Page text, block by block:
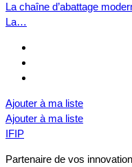
La chaîne d’abattage
La…
Ajouter à ma liste
Ajouter à ma liste
IFIP
Partenaire de vos